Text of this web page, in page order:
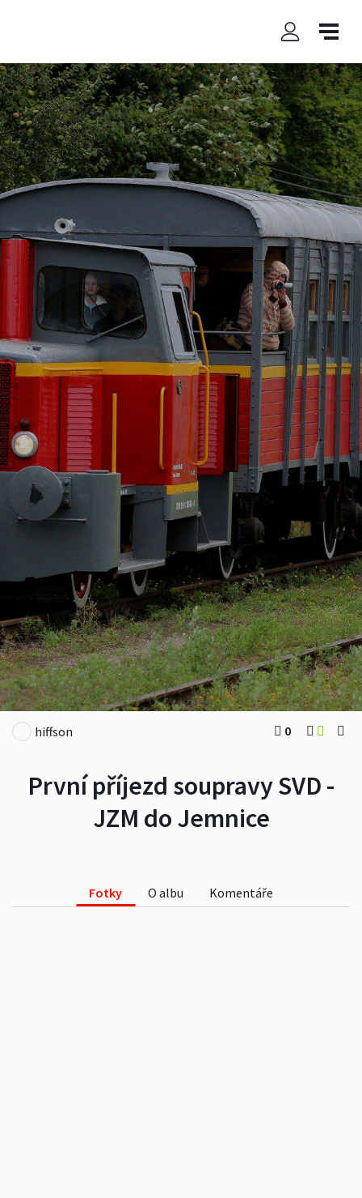
První příjezd soupravy SVD -
JZM do Jemnice
hiffson 0
Fotky O albu Komentáře